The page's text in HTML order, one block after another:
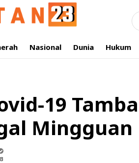
Nasional Dunia Hukum
19